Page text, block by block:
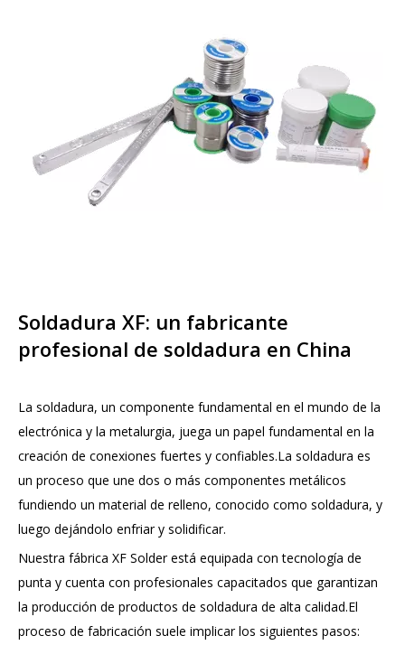
Soldadura XF: un fabricante
profesional de soldadura en China
La soldadura, un componente fundamental en el mundo de la
electrónica y la metalurgia, juega un papel fundamental en la
creación de conexiones fuertes y confiables.La soldadura es
un proceso que une dos o más componentes metálicos
fundiendo un material de relleno, conocido como soldadura, y
luego dejándolo enfriar y solidificar.
Nuestra fábrica XF Solder está equipada con tecnología de
punta y cuenta con profesionales capacitados que garantizan
la producción de productos de soldadura de alta calidad.El
proceso de fabricación suele implicar los siguientes pasos: